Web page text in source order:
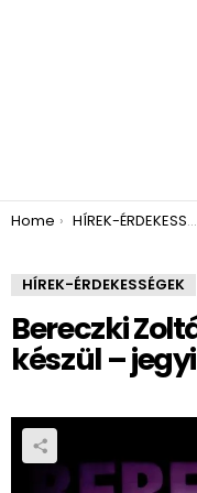
You are here:
Home HÍREK-ÉRDEKESSÉGEK
HÍREK-ÉRDEKESSÉGEK
Bereczki
készül –